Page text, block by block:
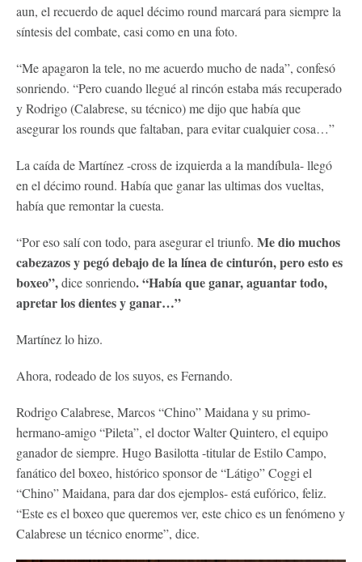
aun, el recuerdo de aquel décimo round marcará para siempre la
síntesis del combate, casi como en una foto.
“Me apagaron la tele, no me acuerdo mucho de nada”, confesó
sonriendo. “Pero cuando llegué al rincón estaba más recuperado
y Rodrigo (Calabrese, su técnico) me dijo que había que
asegurar los rounds que faltaban, para evitar cualquier cosa…”
La caída de Martínez -cross de izquierda a la mandíbula- llegó
en el décimo round. Había que ganar las ultimas dos vueltas,
había que remontar la cuesta.
“Por eso salí con todo, para asegurar el triunfo. Me dio muchos
cabezazos y pegó debajo de la línea de cinturón, pero esto es
boxeo”,dice sonriendo. “Había que ganar, aguantar todo,
apretar los dientes y ganar…”
Martínez lo hizo.
Ahora, rodeado de los suyos, es Fernando.
Rodrigo Calabrese, Marcos “Chino” Maidana y su primo-
hermano-amigo “Pileta”, el doctor Walter Quintero, el equipo
ganador de siempre. Hugo Basilotta -titular de Estilo Campo,
fanático del boxeo, histórico sponsor de “Látigo” Coggi el
“Chino” Maidana, para dar dos ejemplos- está eufórico, feliz.
“Este es el boxeo que queremos ver, este chico es un fenómeno y
Calabrese un técnico enorme”, dice.